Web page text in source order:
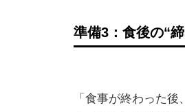
準備3：食後の“
「食事が終わった